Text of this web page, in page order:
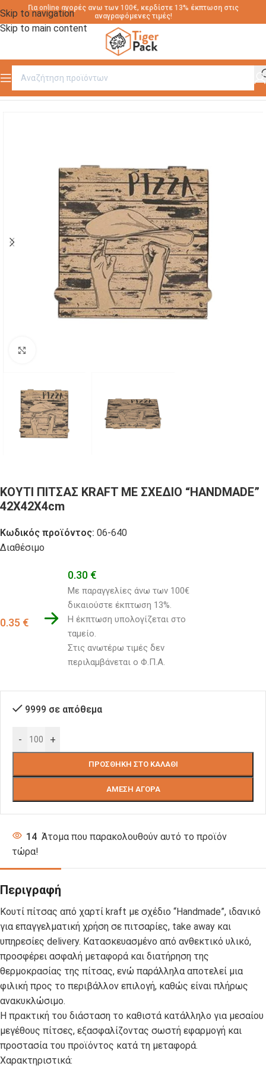
Skip to navigation
Skip to main content
Για online αγορές ανω των 100€, κερδίστε 13% έκπτωση στις
αναγραφόμενες τιμές!
Αρχική σελίδα / ΧΑΡΤΙΝΑ ΚΟΥΤΙΑ ΠΙΤΣΑΣ
ΚΟΥΤΙ ΠΙΤΣΑΣ KRAFT ΜΕ ΣΧΕΔΙΟ “HANDMADE”
42X42Χ4cm
Κωδικός προϊόντος: 06-640
Διαθέσιμο
0.35 €
0.30 €
Με παραγγελίες άνω των 100€
δικαιούστε έκπτωση 13%.
Η έκπτωση υπολογίζεται στο
ταμείο.
Στις ανωτέρω τιμές δεν
περιλαμβάνεται ο Φ.Π.Α.
9999 σε απόθεμα
- +
ΠΡΟΣΘΉΚΗ ΣΤΟ ΚΑΛΆΘΙ
ΆΜΕΣΗ ΑΓΟΡΆ
14 Άτομα που παρακολουθούν αυτό το προϊόν
τώρα!
Περιγραφή
Κουτί πίτσας από χαρτί kraft με σχέδιο “Handmade”, ιδανικό
για επαγγελματική χρήση σε πιτσαρίες, take away και
υπηρεσίες delivery. Κατασκευασμένο από ανθεκτικό υλικό,
προσφέρει ασφαλή μεταφορά και διατήρηση της
θερμοκρασίας της πίτσας, ενώ παράλληλα αποτελεί μια
φιλική προς το περιβάλλον επιλογή, καθώς είναι πλήρως
ανακυκλώσιμο.
Η πρακτική του διάσταση το καθιστά κατάλληλο για μεσαίου
μεγέθους πίτσες, εξασφαλίζοντας σωστή εφαρμογή και
προστασία του προϊόντος κατά τη μεταφορά.
Χαρακτηριστικά: